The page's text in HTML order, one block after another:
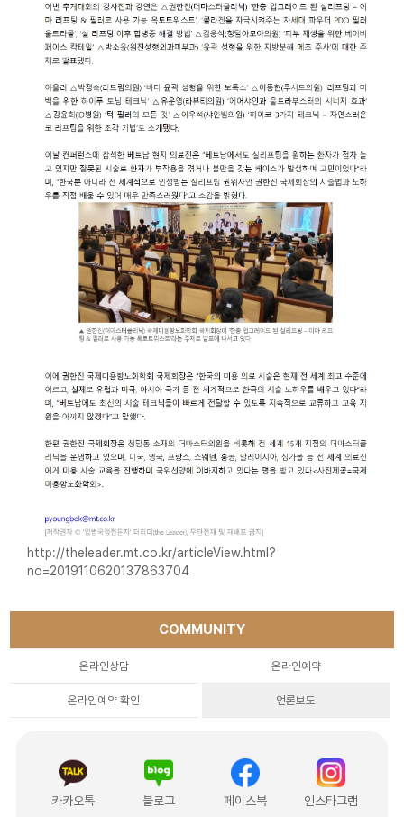
http://theleader.mt.co.kr/articleView.html?
no=2019110620137863704
COMMUNITY
온라인상담 온라인예약
온라인예약 확인 언론보도
카카오톡 블로그 페이스북 인스타그램